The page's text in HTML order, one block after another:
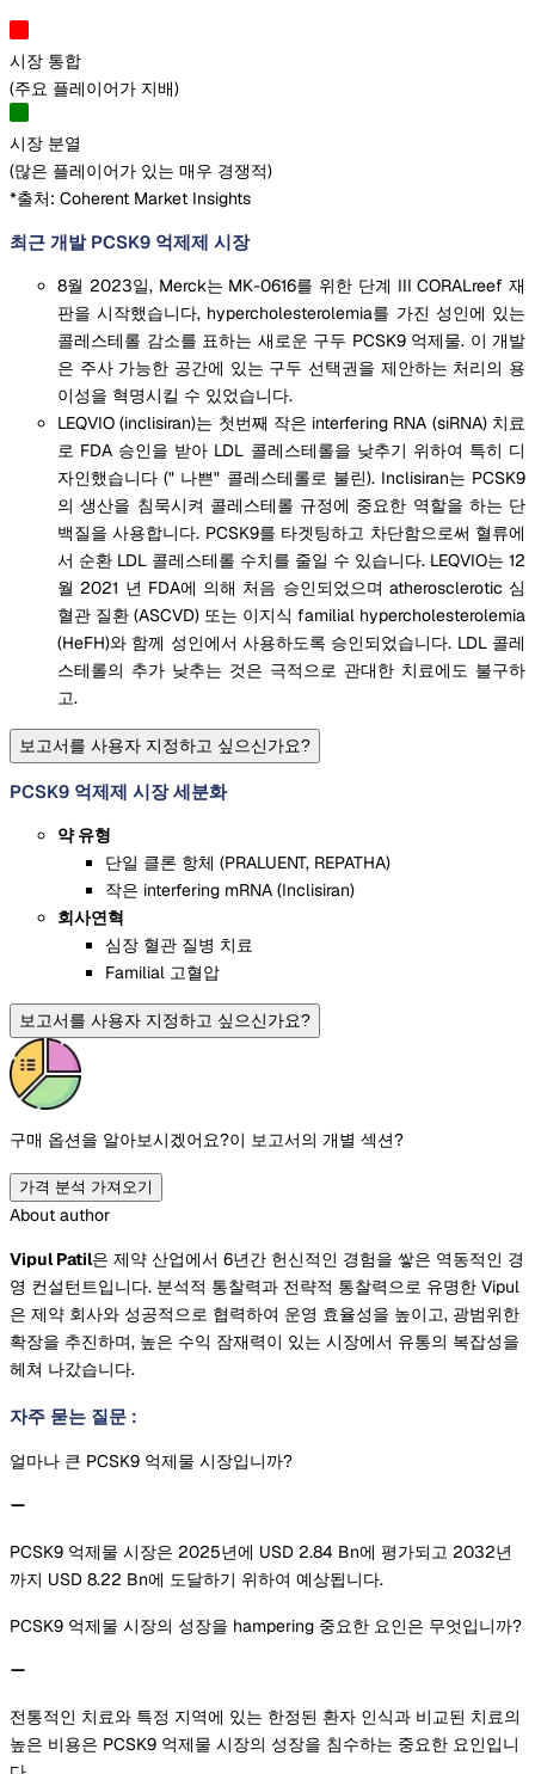
시장 통합
(주요 플레이어가 지배)
시장 분열
(많은 플레이어가 있는 매우 경쟁적)
*출처: Coherent Market Insights
최근 개발 PCSK9 억제제 시장
8월 2023일, Merck는 MK-0616를 위한 단계 III CORALreef 재
판을 시작했습니다, hypercholesterolemia를 가진 성인에 있는
콜레스테롤 감소를 표하는 새로운 구두 PCSK9 억제물. 이 개발
은 주사 가능한 공간에 있는 구두 선택권을 제안하는 처리의 용
이성을 혁명시킬 수 있었습니다.
LEQVIO (inclisiran)는 첫번째 작은 interfering RNA (siRNA) 치료
로 FDA 승인을 받아 LDL 콜레스테롤을 낮추기 위하여 특히 디
자인했습니다 (" 나쁜" 콜레스테롤로 불린). Inclisiran는 PCSK9
의 생산을 침묵시켜 콜레스테롤 규정에 중요한 역할을 하는 단
백질을 사용합니다. PCSK9를 타겟팅하고 차단함으로써 혈류에
서 순환 LDL 콜레스테롤 수치를 줄일 수 있습니다. LEQVIO는 12
월 2021 년 FDA에 의해 처음 승인되었으며 atherosclerotic 심
혈관 질환 (ASCVD) 또는 이지식 familial hypercholesterolemia
(HeFH)와 함께 성인에서 사용하도록 승인되었습니다. LDL 콜레
스테롤의 추가 낮추는 것은 극적으로 관대한 치료에도 불구하
고.
보고서를 사용자 지정하고 싶으신가요?
PCSK9 억제제 시장 세분화
약 유형
단일 클론 항체 (PRALUENT, REPATHA)
작은 interfering mRNA (Inclisiran)
회사연혁
심장 혈관 질병 치료
Familial 고혈압
보고서를 사용자 지정하고 싶으신가요?
구매 옵션을 알아보시겠어요?이 보고서의 개별 섹션?
가격 분석 가져오기
About author
Vipul Patil은 제약 산업에서 6년간 헌신적인 경험을 쌓은 역동적인 경
영 컨설턴트입니다. 분석적 통찰력과 전략적 통찰력으로 유명한 Vipul
은 제약 회사와 성공적으로 협력하여 운영 효율성을 높이고, 광범위한
확장을 추진하며, 높은 수익 잠재력이 있는 시장에서 유통의 복잡성을
헤쳐 나갔습니다.
자주 묻는 질문 :
얼마나 큰 PCSK9 억제물 시장입니까?
PCSK9 억제물 시장은 2025년에 USD 2.84 Bn에 평가되고 2032년
까지 USD 8.22 Bn에 도달하기 위하여 예상됩니다.
PCSK9 억제물 시장의 성장을 hampering 중요한 요인은 무엇입니까?
전통적인 치료와 특정 지역에 있는 한정된 환자 인식과 비교된 치료의
높은 비용은 PCSK9 억제물 시장의 성장을 침수하는 중요한 요인입니